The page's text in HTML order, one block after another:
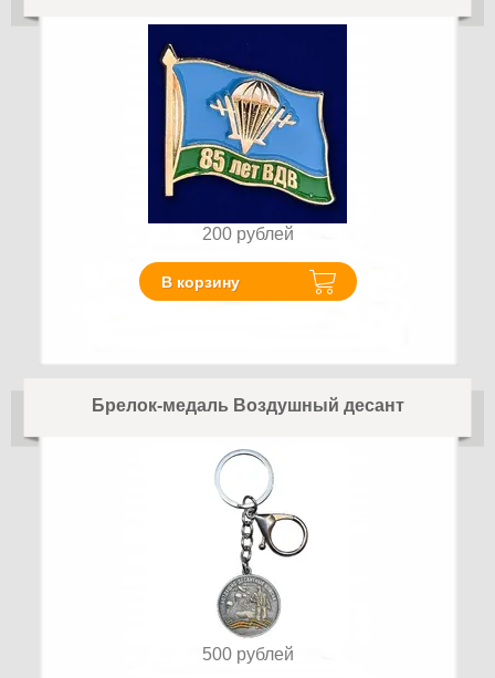
200 рублей
В корзину
Брелок-медаль Воздушный десант
500 рублей